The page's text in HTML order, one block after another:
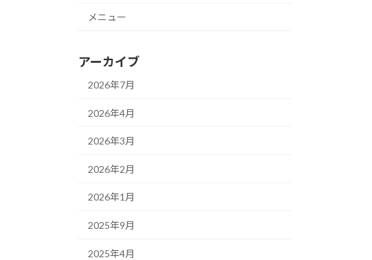
メニュー
アーカイブ
2026年7月
2026年4月
2026年3月
2026年2月
2026年1月
2025年9月
2025年4月